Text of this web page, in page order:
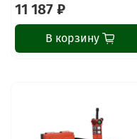
11 187 ₽
В корзину